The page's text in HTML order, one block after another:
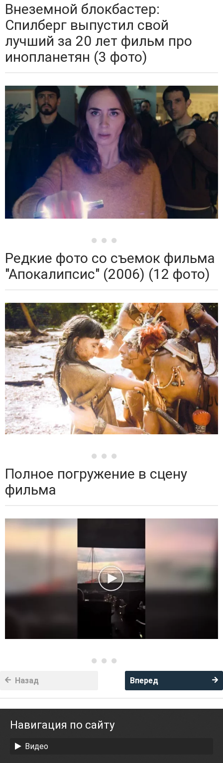
Внеземной блокбастер:
Спилберг выпустил свой
лучший за 20 лет фильм про
инопланетян (3 фото)
Редкие фото со съемок фильма
"Апокалипсис" (2006) (12 фото)
Полное погружение в сцену
фильма
Вперед
Назад
Навигация по сайту
Видео